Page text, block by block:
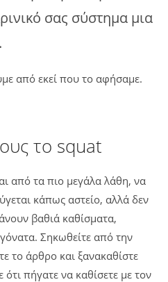
σας σύστημα μια
από εκεί που το αφήσαμε.
το squat
από τα πιο μεγάλα λάθη, να
κάπως αστείο, αλλά δεν
βαθιά καθίσματα,
Σηκωθείτε από την
το άρθρο και ξανακαθίστε
πήγατε να καθίσετε με τον